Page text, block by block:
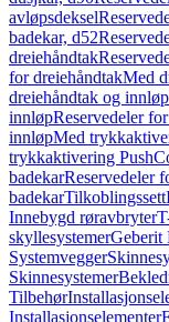
avløpsdeksel
badekar, d52
dreiehåndtak
for dreiehåndtakMed
dreiehåndtak og innløp
innløpReservedeler
innløpMed
trykkaktivering
badekarReservedeler
badekarTilkoblingssett
Innebygd røravbryter
skyllesystemerGeberit
Systemvegger
Skinnesystemer
Tilbehør
Installasjonselementer